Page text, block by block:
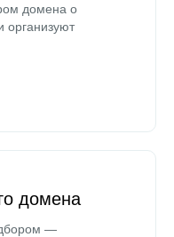
домена о
организуют
домена
—